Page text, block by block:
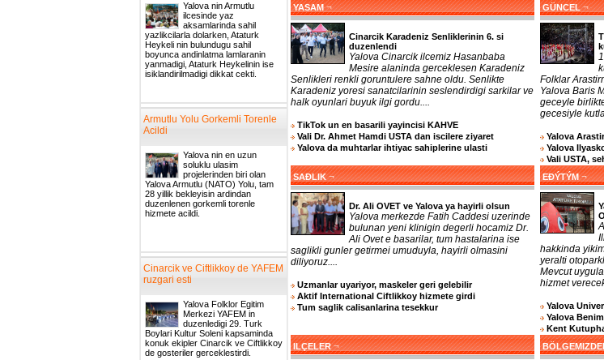
Yalova nin Armutlu
ilcesinde yaz
aksamlarinda sahil
yazlikcilarla dolarken, Ataturk
Heykeli nin bulundugu sahil
boyunca andinlatma lamlaranin
yanmadigi, Ataturk Heykelinin ise
isiklandirilmadigi dikkat cekti.
Armutlu Yolu Gorkemli Torenle
Acildi
Yalova nin en uzun
soluklu ulasim
projelerinden biri olan
Yalova Armutlu (NATO) Yolu, tam
28 yillik bekleyisin ardindan
duzenlenen gorkemli torenle
hizmete acildi.
Cinarcik ve Ciftlikkoy de YAFEM
ruzgari esti
Yalova Folklor Egitim
Merkezi YAFEM in
duzenledigi 29. Turk
Boylari Kultur Soleni kapsaminda
konuk ekipler Cinarcik ve Ciftlikkoy
de gosteriler gerceklestirdi.
YASAM ¬
Cinarcik Karadeniz Senliklerinin 6. si
duzenlendi
Yalova Cinarcik ilcemiz Hasanbaba
Mesire alaninda gerceklesen Karadeniz
Senlikleri renkli goruntulere sahne oldu. Senlikte
Karadeniz yoresi sanatcilarinin seslendirdigi sarkilar ve
halk oyunlari buyuk ilgi gordu....
TikTok un en basarili yayincisi KAHVE
Vali Dr. Ahmet Hamdi USTA dan iscilere ziyaret
Yalova da muhtarlar ihtiyac sahiplerine ulasti
GÜNCEL ¬
Folklar
Yalova Baris
geceyle
gecesiyle
Yalova
Yalova
Vali USTA,
SAĐLIK ¬
Dr. Ali OVET ve Yalova ya hayirli olsun
Yalova merkezde Fatih Caddesi uzerinde
bulunan yeni klinigin degerli hocamiz Dr.
Ali Ovet e basarilar, tum hastalarina ise
saglikli gunler getirmei umuduyla, hayirli olmasini
diliyoruz....
Uzmanlar uyariyor, maskeler geri gelebilir
Aktif International Ciftlikkoy hizmete girdi
Tum saglik calisanlarina tesekkur
EĐÝTÝM ¬
hakkinda
yeralti
Mevcut
hizmet
Yalova
Yalova
Kent
ILÇELER ¬